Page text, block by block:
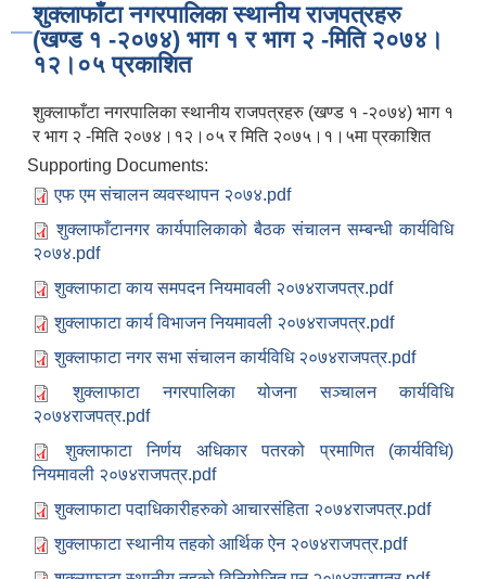
शुक्लाफाँटा नगरपालिका स्थानीय राजपत्रहरु
(खण्ड १ -२०७४) भाग १ र भाग २ -मिति २०७४।
१२।०५ प्रकाशित
शुक्लाफाँटा नगरपालिका स्थानीय राजपत्रहरु (खण्ड १ -२०७४) भाग १
र भाग २ -मिति २०७४।१२।०५ र मिति २०७५।१।५मा प्रकाशित
Supporting Documents:
एफ एम संचालन व्यवस्थापन २०७४.pdf
शुक्लाफाँटानगर कार्यपालिकाको बैठक संचालन सम्बन्धी कार्यविधि
२०७४.pdf
शुक्लाफाटा काय समपदन नियमावली २०७४राजपत्र.pdf
शुक्लाफाटा कार्य विभाजन नियमावली २०७४राजपत्र.pdf
शुक्लाफाटा नगर सभा संचालन कार्यविधि २०७४राजपत्र.pdf
शुक्लाफाटा नगरपालिका योजना सञ्चालन कार्यविधि
२०७४राजपत्र.pdf
शुक्लाफाटा निर्णय अधिकार पतरको प्रमाणित (कार्यविधि)
नियमावली २०७४राजपत्र.pdf
शुक्लाफाटा पदाधिकारीहरुको आचारसंहिता २०७४राजपत्र.pdf
शुक्लाफाटा स्थानीय तहको आर्थिक ऐन २०७४राजपत्र.pdf